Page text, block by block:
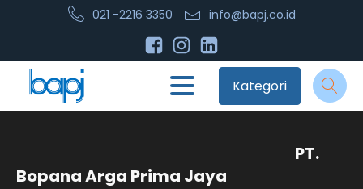
021 -2216 3350 info@bapj.co.id
Kategori
PT.
Bopana Arga Prima Jaya